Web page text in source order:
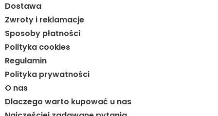
Dostawa
Zwroty i reklamacje
Sposoby płatności
Polityka cookies
Regulamin
Polityka prywatności
O nas
Dlaczego warto kupować u nas